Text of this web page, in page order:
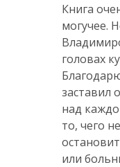
Книга
могучее.
головах
заставил
над
то, чего
или